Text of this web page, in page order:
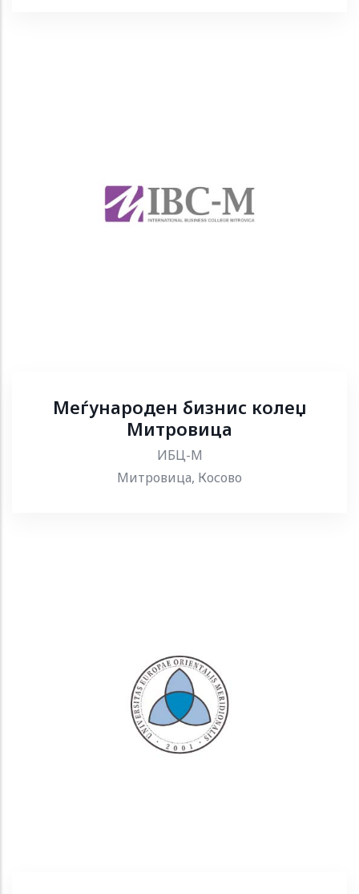
Меѓународен бизнис колеџ
Митровица
ИБЦ-M
Митровица, Косово